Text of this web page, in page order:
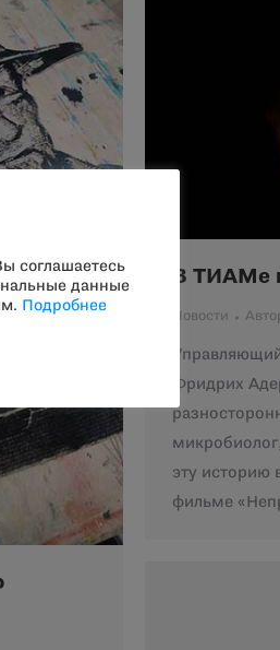
В ТИАМе
Новости
Фридрих
эту историю
фильме
соглашаетесь
данные
Подробнее